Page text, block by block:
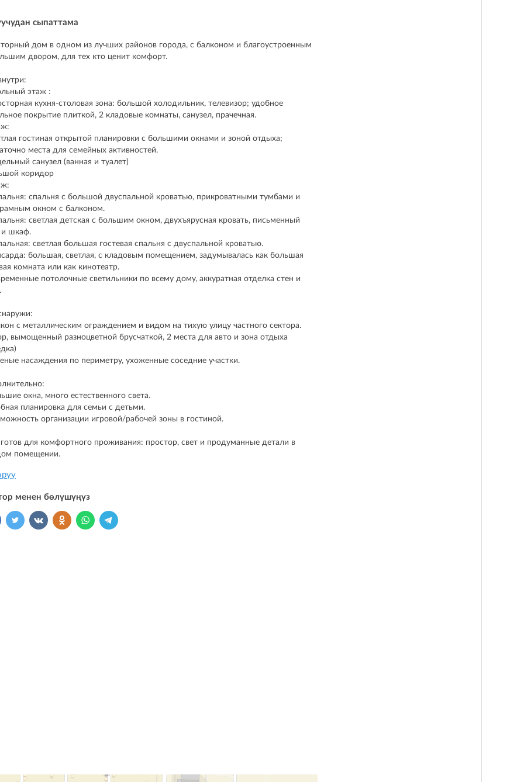
сыпаттама
дом в одном из лучших районов города, с балконом и благоустроенным
двором, для тех кто ценит комфорт.
этаж :
кухня-столовая зона: большой холодильник, телевизор; удобное
покрытие плиткой, 2 кладовые комнаты, санузел, прачечная.
гостиная открытой планировки с большими окнами и зоной отдыха;
места для семейных активностей.
санузел (ванная и туалет)
коридор
спальня с большой двуспальной кроватью, прикроватными тумбами и
окном с балконом.
светлая детская с большим окном, двухъярусная кровать, письменный
и шкаф.
светлая большая гостевая спальня с двуспальной кроватью.
большая, светлая, с кладовым помещением, задумывалась как большая
комната или как кинотеатр.
потолочные светильники по всему дому, аккуратная отделка стен и
с металлическим ограждением и видом на тихую улицу частного сектора.
вымощенный разноцветной брусчаткой, 2 места для авто и зона отдыха
насаждения по периметру, ухоженные соседние участки.
окна, много естественного света.
планировка для семьи с детьми.
организации игровой/рабочей зоны в гостиной.
для комфортного проживания: простор, свет и продуманные детали в
помещении.
менен бөлүшүңүз